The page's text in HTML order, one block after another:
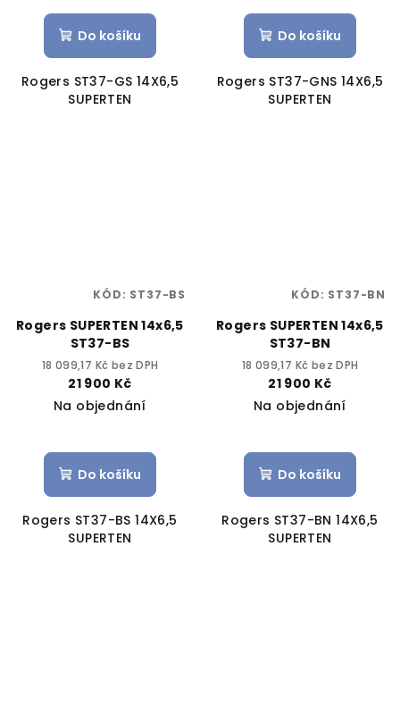
Do košíku
Rogers ST37-GS 14X6,5
SUPERTEN
Do košíku
Rogers ST37-GNS 14X6,5
SUPERTEN
Rogers SUPERTEN 14x6,5
ST37-BS
18 099,17 Kč bez DPH
21 900 Kč
Na objednání
Do košíku
Rogers ST37-BS 14X6,5
SUPERTEN
KÓD: ST37-BS
Rogers SUPERTEN 14x6,5
ST37-BN
18 099,17 Kč bez DPH
21 900 Kč
Na objednání
Do košíku
Rogers ST37-BN 14X6,5
SUPERTEN
KÓD: ST37-BN